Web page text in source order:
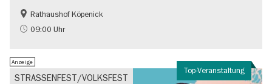
Geschichte
Going local Berlin
Rathaushof Köpenick
09:00 Uhr
Top-Veranstaltung
STRASSENFEST/VOLKSFEST
Anzeige